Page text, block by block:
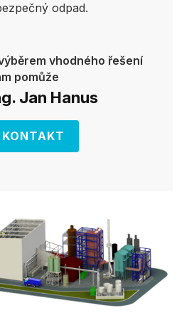
odpad.
vhodného řešení
pomůže
Jan Hanus
KONTAKT